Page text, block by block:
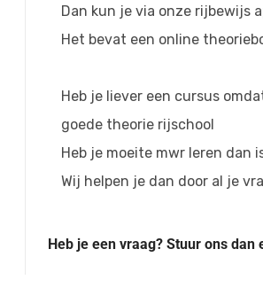
Dan kun je via onze rijbewijs
Het bevat een online
Heb je liever een cursus
goede theorie rijschool
Heb je moeite mwr leren dan
Wij helpen je dan door al je
Heb je een vraag? Stuur ons dan